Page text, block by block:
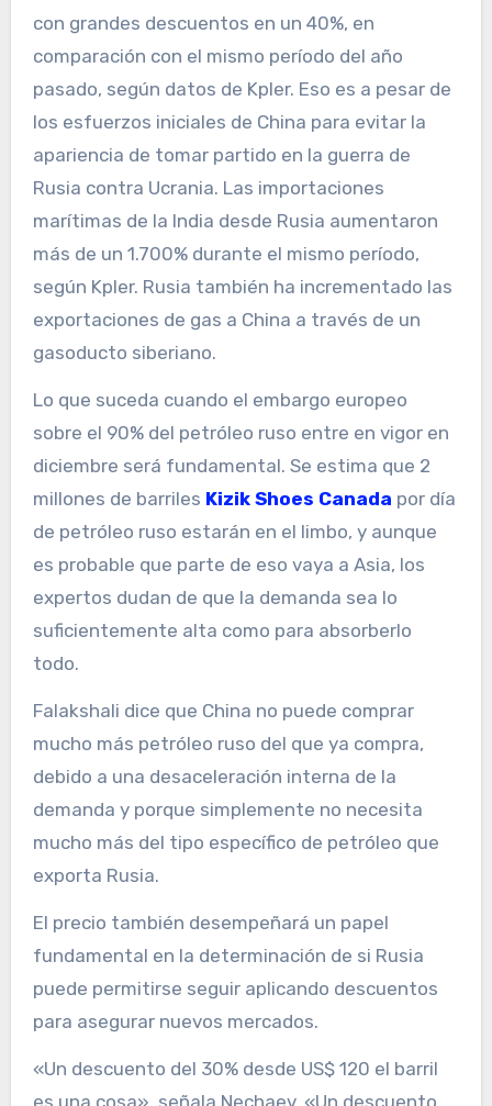
con grandes descuentos en un 40%, en
comparación con el mismo período del año
pasado, según datos de Kpler. Eso es a pesar de
los esfuerzos iniciales de China para evitar la
apariencia de tomar partido en la guerra de
Rusia contra Ucrania. Las importaciones
marítimas de la India desde Rusia aumentaron
más de un 1.700% durante el mismo período,
según Kpler. Rusia también ha incrementado las
exportaciones de gas a China a través de un
gasoducto siberiano.
Lo que suceda cuando el embargo europeo
sobre el 90% del petróleo ruso entre en vigor en
diciembre será fundamental. Se estima que 2
millones de barriles Kizik Shoes Canada por día
de petróleo ruso estarán en el limbo, y aunque
es probable que parte de eso vaya a Asia, los
expertos dudan de que la demanda sea lo
suficientemente alta como para absorberlo
todo.
Falakshali dice que China no puede comprar
mucho más petróleo ruso del que ya compra,
debido a una desaceleración interna de la
demanda y porque simplemente no necesita
mucho más del tipo específico de petróleo que
exporta Rusia.
El precio también desempeñará un papel
fundamental en la determinación de si Rusia
puede permitirse seguir aplicando descuentos
para asegurar nuevos mercados.
«Un descuento del 30% desde US$ 120 el barril